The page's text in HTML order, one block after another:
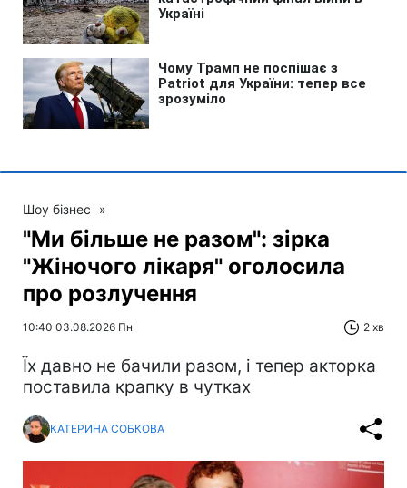
Шоу бізнес »
"Ми більше не разом": зірка
"Жіночого лікаря" оголосила
про розлучення
10:40 03.08.2026 Пн 2 хв
Їх давно не бачили разом, і тепер акторка
поставила крапку в чутках
КАТЕРИНА СОБКОВА